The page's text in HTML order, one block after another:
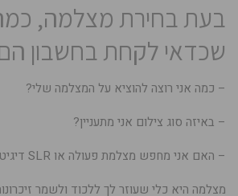
בעת בחירת מצלמה,
שכדאי לקחת בחשבון
– כמה אני רוצה להוציא על המצלמה שלי?
– באיזה סוג צילום אני מתעניין?
– האם אני מחפש מצלמת פעולה או SLR דיגיטלי?
מצלמה היא כלי שעוזר לך ללכוד ולשמר